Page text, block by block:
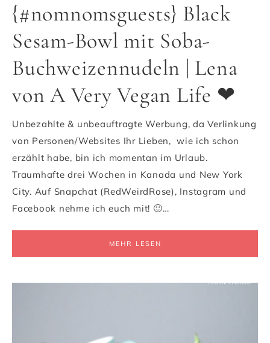
{#nomnomsguests} Black
Sesam-Bowl mit Soba-
Buchweizennudeln | Lena
von A Very Vegan Life ❤
Unbezahlte & unbeauftragte Werbung, da Verlinkung
von Personen/Websites Ihr Lieben, wie ich schon
erzählt habe, bin ich momentan im Urlaub.
Traumhafte drei Wochen in Kanada und New York
City. Auf Snapchat (RedWeirdRose), Instagram und
Facebook nehme ich euch mit! 🙂…
MEHR LESEN